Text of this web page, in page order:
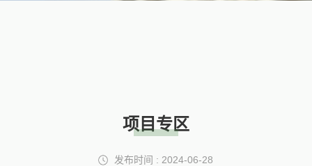
项目专区
发布时间 : 2024-06-28